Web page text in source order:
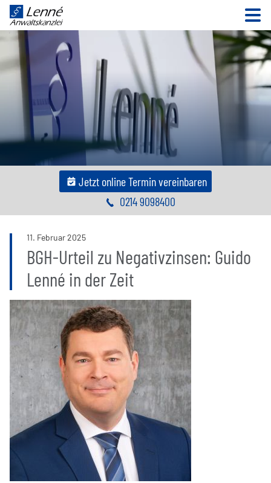
Jetzt online Termin vereinbaren
0214 9098400
11. Februar2025
BGH-Urteil zu Negativzinsen: Guido
Lenné in der Zeit